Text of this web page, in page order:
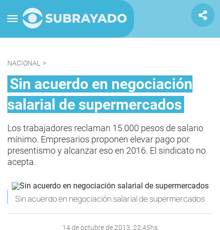
NACIONAL >
Sin acuerdo en negociación
salarial de supermercados
Los trabajadores reclaman 15.000 pesos de salario
mínimo. Empresarios proponen elevar pago por
presentismo y alcanzar eso en 2016. El sindicato no
acepta.
Sin acuerdo en negociación salarial de supermercados
14 de octubre de 2013, 22:45hs